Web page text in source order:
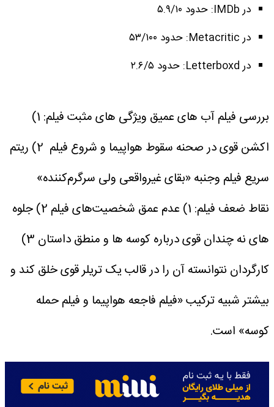
در IMDb: حدود ۵.۹/۱۰
در Metacritic: حدود ۵۳/۱۰۰
در Letterboxd: حدود ۲.۶/۵
بررسی فیلم آب های عمیق ویژگی های مثبت فیلم: 1)
اکشن قوی در صحنه سقوط هواپیما و شروع فیلم
2) ریتم
سریع فیلم وجنبه «بقای غیرواقعی ولی سرگرم‌کننده»
نقاط ضعف فیلم: 1) عدم عمق شخصیت‌های فیلم
2) جلوه
های نه چندان قوی درباره کوسه ها و منطق داستان
3)
کارگردان نتوانسته آن را در قالب یک تریلر قوی خلق کند و
بیشتر شبیه ترکیب «فیلم فاجعه هواپیما و فیلم حمله
کوسه» است.